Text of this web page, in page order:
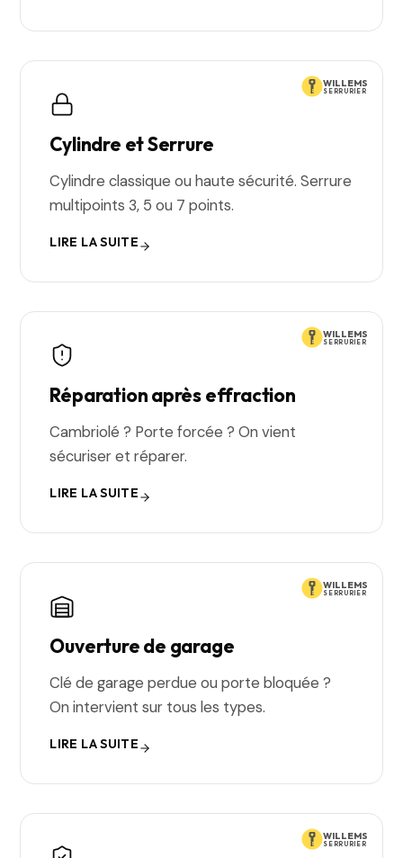
WILLEMS
SERRURIER
Cylindre et Serrure
Cylindre classique ou haute sécurité. Serrure
multipoints 3, 5 ou 7 points.
LIRE LA SUITE
WILLEMS
SERRURIER
Réparation après effraction
Cambriolé ? Porte forcée ? On vient
sécuriser et réparer.
LIRE LA SUITE
WILLEMS
SERRURIER
Ouverture de garage
Clé de garage perdue ou porte bloquée ?
On intervient sur tous les types.
LIRE LA SUITE
WILLEMS
SERRURIER